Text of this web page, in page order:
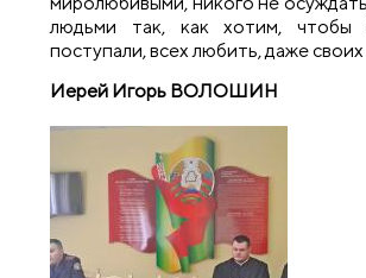
людьми так, как хотим,
поступали, всех любить, даже своих
Иерей Игорь ВОЛОШИН